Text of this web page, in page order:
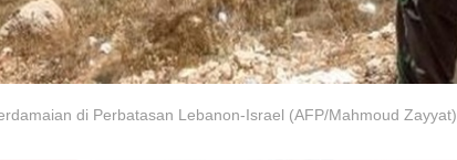
di Perbatasan Lebanon-Israel (AFP/Mahmoud Zayyat)